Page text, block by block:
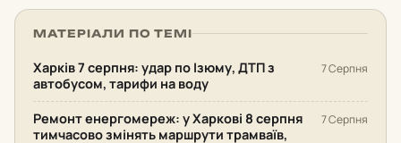
МАТЕРІАЛИ ПО ТЕМІ
Харків 7 серпня: удар по Ізюму, ДТП з
автобусом, тарифи на воду
7 Серпня
Ремонт енергомереж: у Харкові 8 серпня
тимчасово змінять маршрути трамваїв,
7 Серпня